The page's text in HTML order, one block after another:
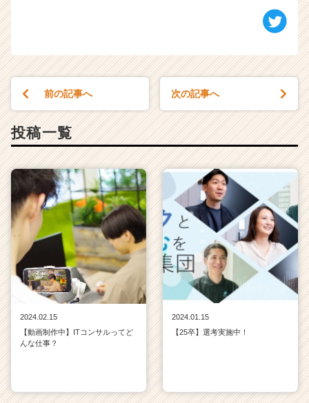
前の記事へ 次の記事へ
投稿一覧
2024.02.15
【動画制作中】ITコンサルってど
んな仕事？
2024.01.15
【25卒】選考実施中！